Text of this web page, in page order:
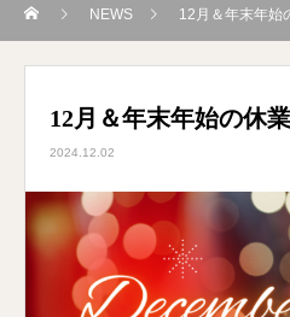
NEWS 12月＆年末年始
12月＆年末年始の休
2024.12.02